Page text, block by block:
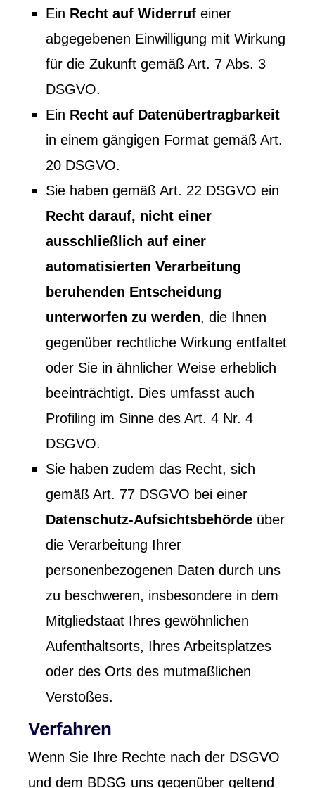
Ein Recht auf Widerruf einer
abgegebenen Einwilligung mit Wirkung
für die Zukunft gemäß Art. 7 Abs. 3
DSGVO.
Ein Recht auf Datenübertragbarkeit
in einem gängigen Format gemäß Art.
20 DSGVO.
Sie haben gemäß Art. 22 DSGVO ein
Recht darauf, nicht einer
ausschließlich auf einer
automatisierten Verarbeitung
beruhenden Entscheidung
unterworfen zu werden, die Ihnen
gegenüber rechtliche Wirkung entfaltet
oder Sie in ähnlicher Weise erheblich
beeinträchtigt. Dies umfasst auch
Profiling im Sinne des Art. 4 Nr. 4
DSGVO.
Sie haben zudem das Recht, sich
gemäß Art. 77 DSGVO bei einer
Datenschutz-Aufsichtsbehörde über
die Verarbeitung Ihrer
personenbezogenen Daten durch uns
zu beschweren, insbesondere in dem
Mitgliedstaat Ihres gewöhnlichen
Aufenthaltsorts, Ihres Arbeitsplatzes
oder des Orts des mutmaßlichen
Verstoßes.
Verfahren
Wenn Sie Ihre Rechte nach der DSGVO
und dem BDSG uns gegenüber geltend